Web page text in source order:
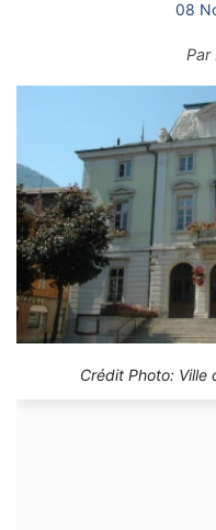
08
Par
Crédit Photo: Ville